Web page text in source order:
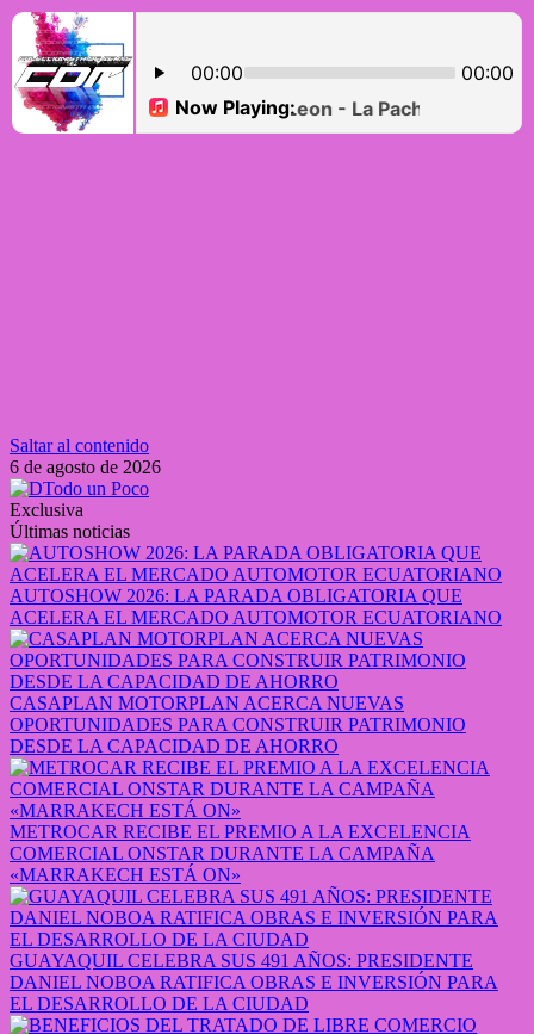
Saltar al contenido
6 de agosto de 2026
Exclusiva
Últimas noticias
AUTOSHOW 2026: LA PARADA OBLIGATORIA QUE
ACELERA EL MERCADO AUTOMOTOR ECUATORIANO
CASAPLAN MOTORPLAN ACERCA NUEVAS
OPORTUNIDADES PARA CONSTRUIR PATRIMONIO
DESDE LA CAPACIDAD DE AHORRO
METROCAR RECIBE EL PREMIO A LA EXCELENCIA
COMERCIAL ONSTAR DURANTE LA CAMPAÑA
«MARRAKECH ESTÁ ON»
GUAYAQUIL CELEBRA SUS 491 AÑOS: PRESIDENTE
DANIEL NOBOA RATIFICA OBRAS E INVERSIÓN PARA
EL DESARROLLO DE LA CIUDAD